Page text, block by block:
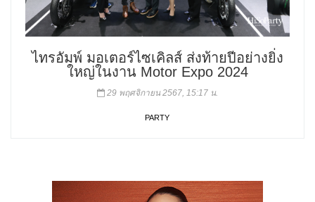
ไทรอัมพ์ มอเตอร์ไซเคิลส์ ส่งท้ายปีอย่างยิ่ง
ใหญ่ในงาน Motor Expo 2024
29 พฤศจิกายน 2567, 15:17 น.
PARTY